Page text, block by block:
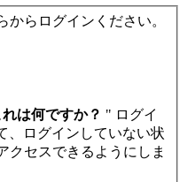
からログインください。
れは何ですか？ " ログイ
、ログインしていない状
クセスできるようにしま